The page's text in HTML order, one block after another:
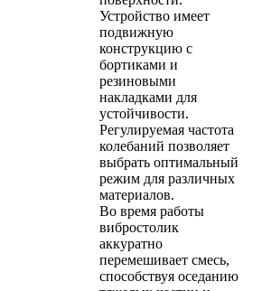
Устройство имеет
подвижную
конструкцию с
бортиками и
резиновыми
накладками для
устойчивости.
Регулируемая частота
колебаний позволяет
выбрать оптимальный
режим для различных
материалов.
Во время работы
вибростолик
аккуратно
перемешивает смесь,
способствуя оседанию